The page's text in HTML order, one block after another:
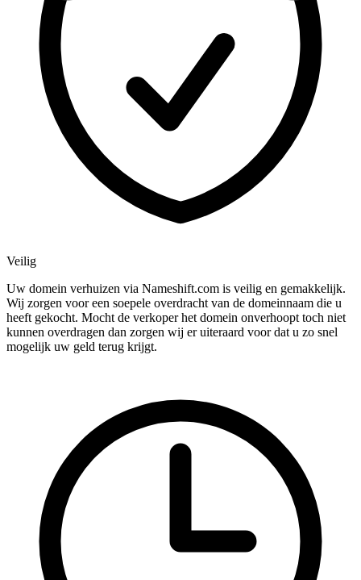
Veilig
Uw domein verhuizen via Nameshift.com is veilig en gemakkelijk.
Wij zorgen voor een soepele overdracht van de domeinnaam die u
heeft gekocht. Mocht de verkoper het domein onverhoopt toch niet
kunnen overdragen dan zorgen wij er uiteraard voor dat u zo snel
mogelijk uw geld terug krijgt.